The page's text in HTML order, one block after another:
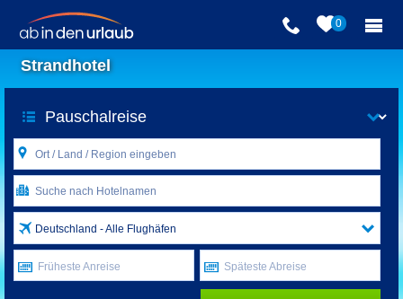
0
Strandhotel
Deutschland - Alle Flughäfen
Früheste Anreise Späteste Abreise